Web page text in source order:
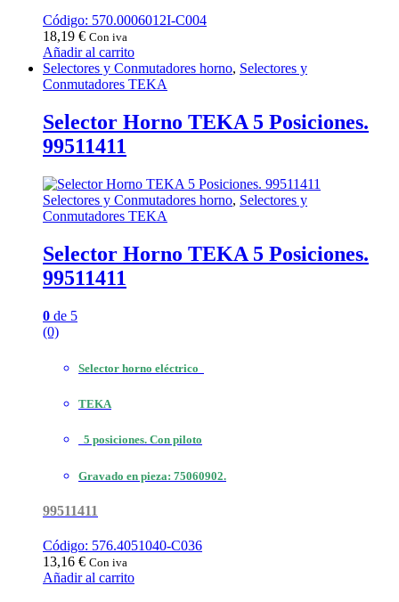
Código: 570.0006012I-C004
18,19 € Con iva
Añadir al carrito
Selectores y Conmutadores horno, Selectores y
Conmutadores TEKA
Selector Horno TEKA 5 Posiciones.
99511411
Selectores y Conmutadores horno, Selectores y
Conmutadores TEKA
Selector Horno TEKA 5 Posiciones.
99511411
0 de 5
(0)
Selector horno eléctrico
TEKA
5 posiciones. Con piloto
Gravado en pieza: 75060902.
99511411
Código: 576.4051040-C036
13,16 € Con iva
Añadir al carrito